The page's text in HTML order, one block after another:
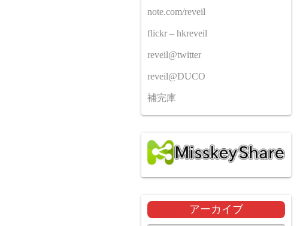
note.com/reveil
flickr – hkreveil
reveil@twitter
reveil@DUCO
補完庫
アーカイブ